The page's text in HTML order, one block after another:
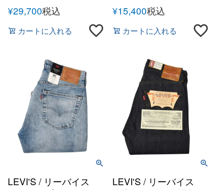
¥29,700税込
カートに入れる
¥15,400税込
カートに入れる
LEVI'S / リーバイス
LEVI'S / リーバイス